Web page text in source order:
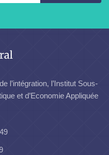
l’intégration, l’Institut Sous-
et d’Economie Appliquée